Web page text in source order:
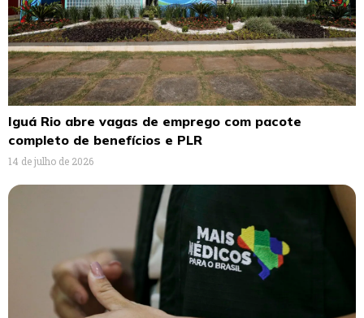
Iguá Rio abre vagas de emprego com pacote
completo de benefícios e PLR
14 de julho de 2026